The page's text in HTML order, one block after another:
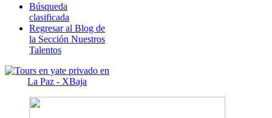
Búsqueda
clasificada
Regresar al Blog de
la Sección Nuestros
Talentos